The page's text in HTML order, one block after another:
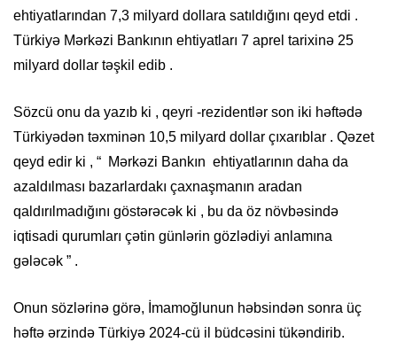
ehtiyatlarından 7,3 milyard dollara satıldığını qeyd etdi .
Türkiyə Mərkəzi Bankının ehtiyatları 7 aprel tarixinə 25
milyard dollar təşkil edib .​
Sözcü onu da yazıb ki , qeyri -rezidentlər son iki həftədə
Türkiyədən təxminən 10,5 milyard dollar çıxarıblar .​​ Qəzet
qeyd edir ki , “ Mərkəzi Bankın ehtiyatlarının daha da
azaldılması bazarlardakı çaxnaşmanın aradan
qaldırılmadığını göstərəcək ki , bu da öz növbəsində
iqtisadi qurumları çətin günlərin gözlədiyi anlamına
gələcək ” .
Onun sözlərinə görə, İmamoğlunun həbsindən sonra üç
həftə ərzində Türkiyə 2024-cü il büdcəsini tükəndirib.